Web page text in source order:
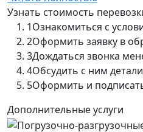
Узнать стоимость
1Ознакомиться с
2Оформить заявку в
3Дождаться звонка
4Обсудить с ним детали
5Оформить и
Дополнительные услуги